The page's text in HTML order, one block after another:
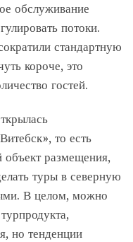
обслуживание
потоки.
стандартную
короче, это
гостей.
то есть
объект размещения,
туры в северную
В целом, можно
но тенденции